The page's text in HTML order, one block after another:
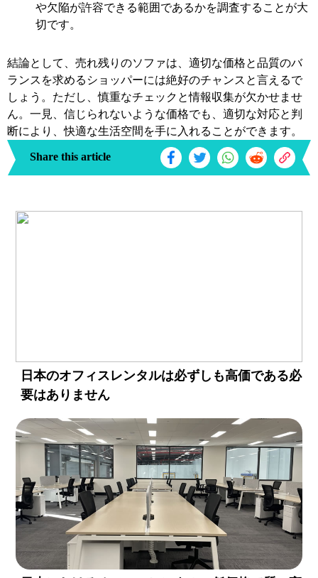
や欠陥が許容できる範囲であるかを調査することが大
切です。
結論として、売れ残りのソファは、適切な価格と品質のバ
ランスを求めるショッパーには絶好のチャンスと言えるで
しょう。ただし、慎重なチェックと情報収集が欠かせませ
ん。一見、信じられないような価格でも、適切な対応と判
断により、快適な生活空間を手に入れることができます。
Share this article
日本のオフィスレンタルは必ずしも高価である必
要はありません